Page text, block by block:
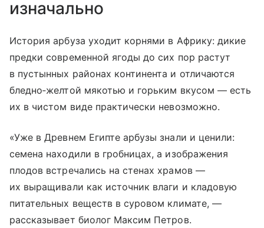
изначально
История арбуза уходит корнями в Африку: дикие
предки современной ягоды до сих пор растут
в пустынных районах континента и отличаются
бледно‑желтой мякотью и горьким вкусом — есть
их в чистом виде практически невозможно.
«Уже в Древнем Египте арбузы знали и ценили:
семена находили в гробницах, а изображения
плодов встречались на стенах храмов —
их выращивали как источник влаги и кладовую
питательных веществ в суровом климате, —
рассказывает биолог Максим Петров.